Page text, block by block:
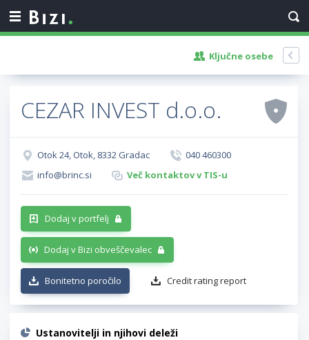
Ključne osebe
CEZAR INVEST d.o.o.
Otok 24, Otok, 8332 Gradac
040 460300
info@brinc.si
Več kontaktov v TIS-u
Dodaj v portfelj
Dodaj v Bizi obveščevalec
Bonitetno poročilo Credit rating report
Ustanovitelji in njihovi deleži